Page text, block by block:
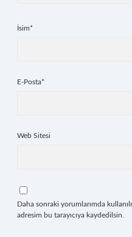
İsim*
E-Posta*
Web Sitesi
Daha sonraki yorumlarımda
adresim bu tarayıcıya kaydedilsin.